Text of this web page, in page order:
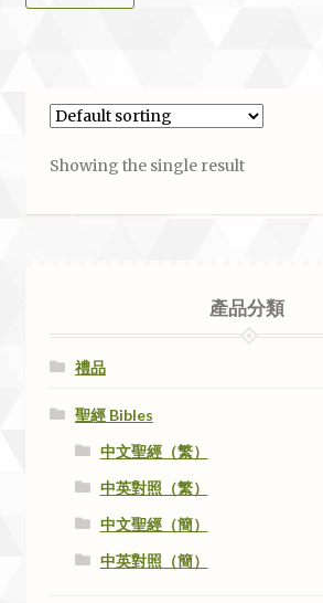
Showing the single result
產品分類
禮品
聖經 Bibles
中文聖經（繁）
中英對照（繁）
中文聖經（簡）
中英對照（簡）